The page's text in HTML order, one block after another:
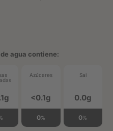
agua contiene:
Azúcares
<0.1g
0%
Sal
0.0g
0%